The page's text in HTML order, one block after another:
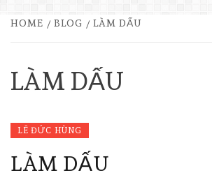
HOME BLOG LÀM DẤU
LÀM DẤU
LÊ ĐỨC HÙNG
LÀM DẤU